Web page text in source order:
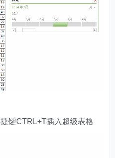
键CTRL+T插入超级表格